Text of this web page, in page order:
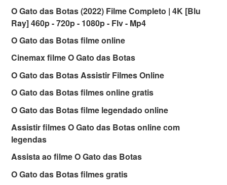
O Gato das Botas (2022) Filme Completo | 4K [Blu
Ray] 460p - 720p - 1080p - Flv - Mp4
O Gato das Botas filme online
Cinemax filme O Gato das Botas
O Gato das Botas Assistir Filmes Online
O Gato das Botas filmes online gratis
O Gato das Botas filme legendado online
Assistir filmes O Gato das Botas online com
legendas
Assista ao filme O Gato das Botas
O Gato das Botas filmes gratis